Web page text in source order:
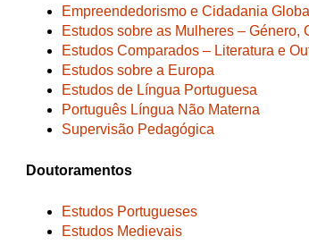
Empreendedorismo e Cidadania Global
Estudos sobre as Mulheres –
Estudos Comparados – Literatura e
Estudos sobre a Europa
Estudos de Língua Portuguesa
Português Língua Não Materna
Supervisão Pedagógica
Doutoramentos
Estudos Portugueses
Estudos Medievais